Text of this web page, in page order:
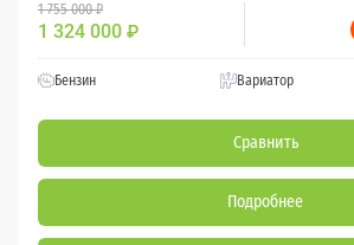
1 755 000 ₽
1 324 000 ₽
Бензин Вариатор
Сравнить
Подробнее